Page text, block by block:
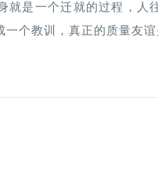
就是一个迁就的过程，
一个教训，真正的质量友